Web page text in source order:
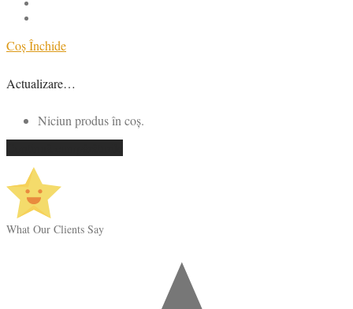
CoșÎnchide
Actualizare…
Niciun produs în coș.
What Our Clients Say